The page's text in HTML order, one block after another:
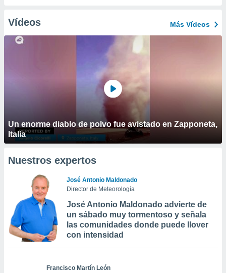
Vídeos Más Vídeos
Un enorme diablo de polvo fue avistado en Zapponeta,
Italia
Nuestros expertos
José Antonio Maldonado
Director de Meteorología
José Antonio Maldonado advierte de
un sábado muy tormentoso y señala
las comunidades donde puede llover
con intensidad
Francisco Martín León